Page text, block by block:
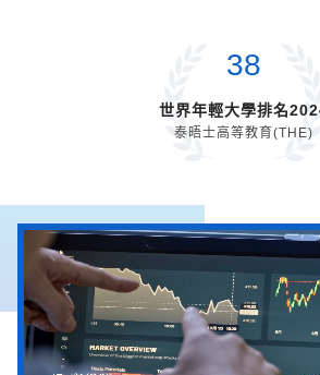
38
世界年輕大學排名
泰晤士高等教育(THE)